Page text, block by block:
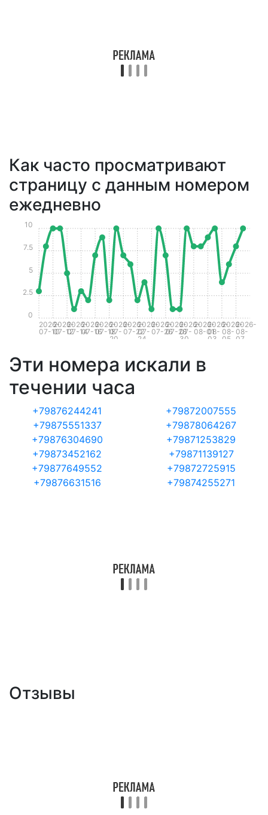
Как часто просматривают
страницу с данным номером
ежедневно
2026-
07-10
2026-
07-12
2026-
07-14
2026-
07-16
2026-
07-18
2026-
07-
20
2026-
07-22
2026-
07-
24
2026-
07-26
2026-
07-28
2026-
07-
30
2026-
08-01
2026-
08-
03
2026-
08-
05
2026-
08-
07
0
2.5
5
7.5
10
Эти номера искали в
течении часа
+79876244241
+79872007555
+79875551337
+79878064267
+79876304690
+79871253829
+79873452162
+79871139127
+79877649552
+79872725915
+79876631516
+79874255271
Отзывы